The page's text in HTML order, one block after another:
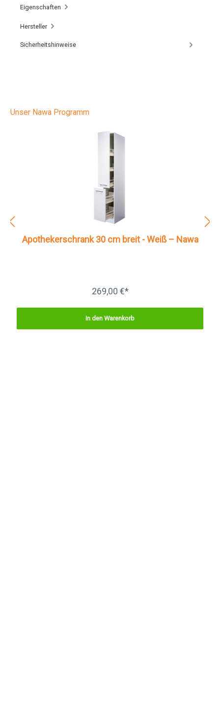
Eigenschaften
Hersteller
Sicherheitshinweise
Unser Nawa Programm
Apothekerschrank 30 cm breit - Weiß – Nawa
269,00 €*
In den Warenkorb